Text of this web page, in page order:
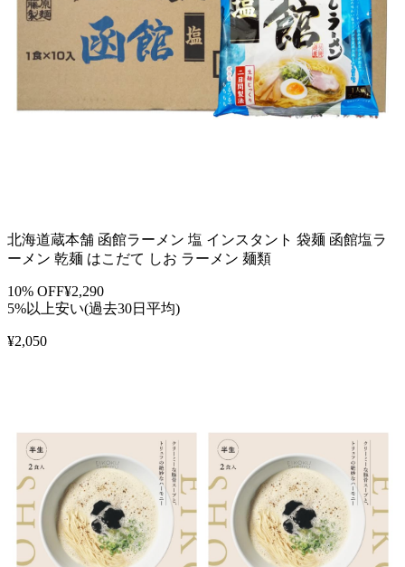
北海道蔵本舗 函館ラーメン 塩 インスタント 袋麺 函館塩ラ
ーメン 乾麺 はこだて しお ラーメン 麺類
10% OFF¥2,290
5%以上安い(過去30日平均)
¥2,050